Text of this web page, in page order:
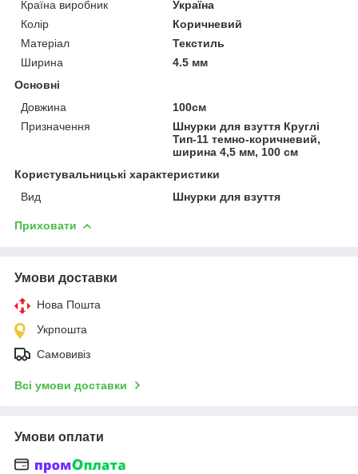
Країна виробник
Україна
Колір
Коричневий
Матеріал
Текстиль
Ширина
4.5 мм
Основні
Довжина
100см
Призначення
Шнурки для взуття Круглі
Тип-11 темно-коричневий,
ширина 4,5 мм, 100 см
Користувальницькі характеристики
Вид
Шнурки для взуття
Приховати
Умови доставки
Нова Пошта
Укрпошта
Самовивіз
Всі умови доставки
Умови оплати